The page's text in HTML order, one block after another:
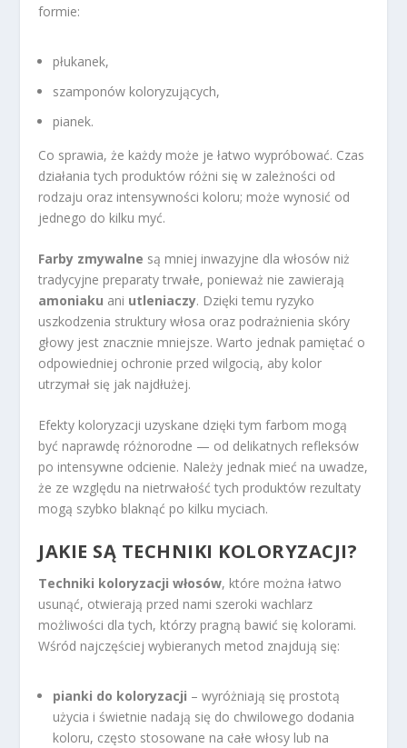
formie:
płukanek,
szamponów koloryzujących,
pianek.
Co sprawia, że każdy może je łatwo wypróbować. Czas
działania tych produktów różni się w zależności od
rodzaju oraz intensywności koloru; może wynosić od
jednego do kilku myć.
Farby zmywalne są mniej inwazyjne dla włosów niż
tradycyjne preparaty trwałe, ponieważ nie zawierają
amoniaku ani utleniaczy. Dzięki temu ryzyko
uszkodzenia struktury włosa oraz podrażnienia skóry
głowy jest znacznie mniejsze. Warto jednak pamiętać o
odpowiedniej ochronie przed wilgocią, aby kolor
utrzymał się jak najdłużej.
Efekty koloryzacji uzyskane dzięki tym farbom mogą
być naprawdę różnorodne — od delikatnych refleksów
po intensywne odcienie. Należy jednak mieć na uwadze,
że ze względu na nietrwałość tych produktów rezultaty
mogą szybko blaknąć po kilku myciach.
JAKIE SĄ TECHNIKI KOLORYZACJI?
Techniki koloryzacji włosów, które można łatwo
usunąć, otwierają przed nami szeroki wachlarz
możliwości dla tych, którzy pragną bawić się kolorami.
Wśród najczęściej wybieranych metod znajdują się:
pianki do koloryzacji – wyróżniają się prostotą
użycia i świetnie nadają się do chwilowego dodania
koloru, często stosowane na całe włosy lub na